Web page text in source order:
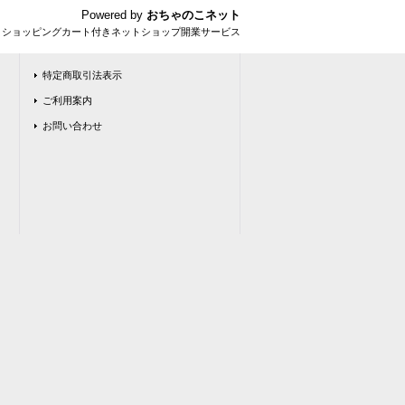
Powered by おちゃのこネット
ョッピングカート付きネットショップ開業サービス
特定商取引法表示
ご利用案内
お問い合わせ